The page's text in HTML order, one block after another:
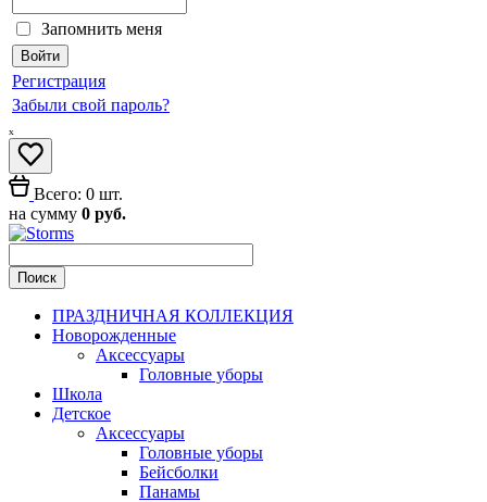
Запомнить меня
Регистрация
Забыли свой пароль?
ₓ
Всего: 0 шт.
на сумму 0 руб.
ПРАЗДНИЧНАЯ КОЛЛЕКЦИЯ
Новорожденные
Аксессуары
Головные уборы
Школа
Детское
Аксессуары
Головные уборы
Бейсболки
Панамы